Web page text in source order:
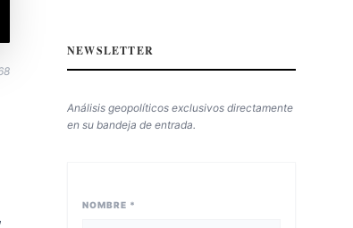
NEWSLETTER
Análisis geopolíticos exclusivos directamente
en su bandeja de entrada.
NOMBRE *